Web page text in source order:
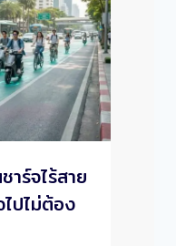
ร์จไร้สาย
ปไม่ต้อง